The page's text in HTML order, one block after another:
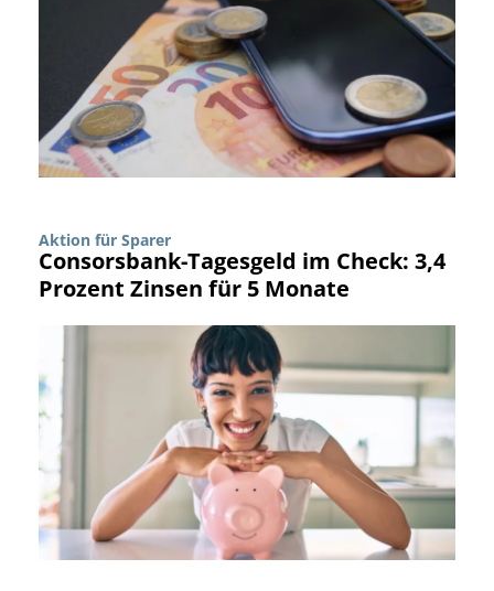
Aktion für Sparer
Consorsbank-Tagesgeld im Check: 3,4
Prozent Zinsen für 5 Monate